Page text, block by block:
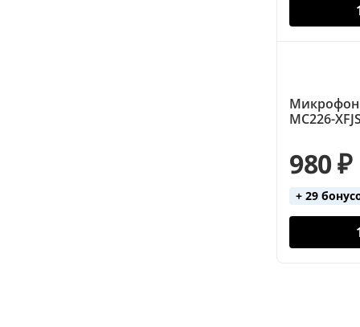
MC226-
980 ₽
+ 29